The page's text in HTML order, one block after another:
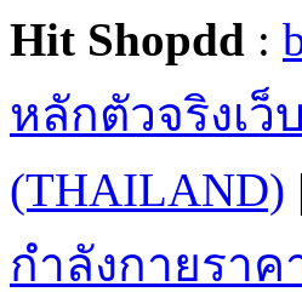
Hit Shopdd :
หลักตัวจริงเว็
(THAILAND) |
กำลังกายราค